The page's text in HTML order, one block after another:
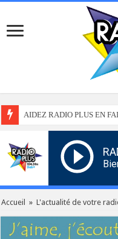
AIDEZ RADIO PLUS EN
Accueil » L'actualité de votre